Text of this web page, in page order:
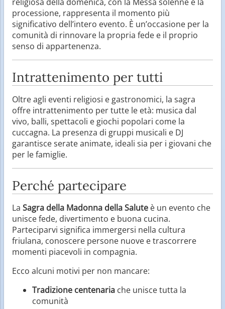
processione, rappresenta il momento più
significativo dell’intero evento. È un’occasione per la
comunità di rinnovare la propria fede e il proprio
senso di appartenenza.
Intrattenimento per tutti
Oltre agli eventi religiosi e gastronomici, la sagra
offre intrattenimento per tutte le età: musica dal
vivo, balli, spettacoli e giochi popolari come la
cuccagna. La presenza di gruppi musicali e DJ
garantisce serate animate, ideali sia per i giovani che
per le famiglie.
Perché partecipare
La Sagra della Madonna della Salute è un evento che
unisce fede, divertimento e buona cucina.
Parteciparvi significa immergersi nella cultura
friulana, conoscere persone nuove e trascorrere
momenti piacevoli in compagnia.
Ecco alcuni motivi per non mancare:
Tradizione centenaria che unisce tutta la
comunità